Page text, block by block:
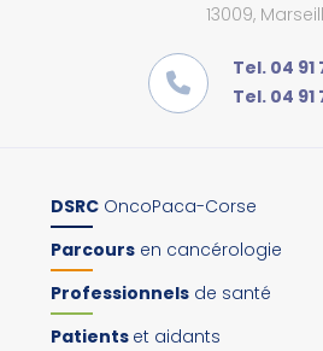
13009,
Tel. 04 91
Tel. 04 91
DSRC OncoPaca-Corse
Parcours en cancérologie
Professionnels de santé
Patients et aidants